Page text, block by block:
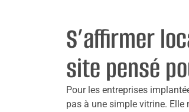
S’affirmer
site pensé
Pour les entreprises
pas à une simple vitrine. Elle